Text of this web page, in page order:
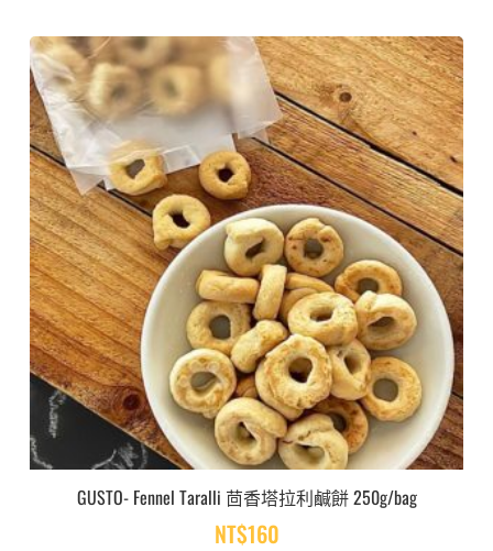
GUSTO- Fennel Taralli 茴香塔拉利鹹餅 250g/bag
NT$160